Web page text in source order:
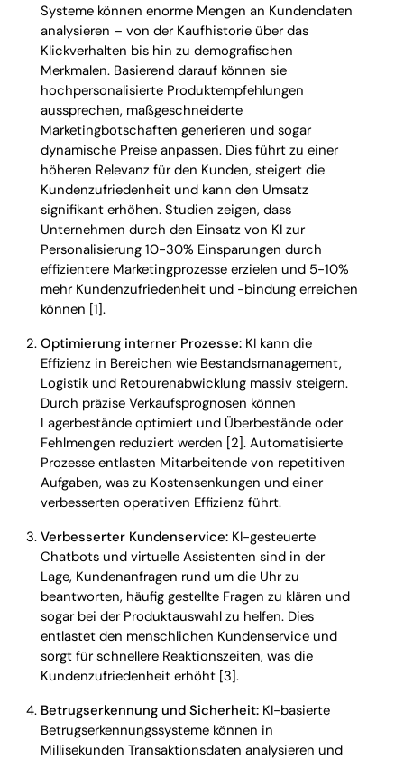
Systeme können enorme Mengen an Kundendaten
analysieren – von der Kaufhistorie über das
Klickverhalten bis hin zu demografischen
Merkmalen. Basierend darauf können sie
hochpersonalisierte Produktempfehlungen
aussprechen, maßgeschneiderte
Marketingbotschaften generieren und sogar
dynamische Preise anpassen. Dies führt zu einer
höheren Relevanz für den Kunden, steigert die
Kundenzufriedenheit und kann den Umsatz
signifikant erhöhen. Studien zeigen, dass
Unternehmen durch den Einsatz von KI zur
Personalisierung 10-30% Einsparungen durch
effizientere Marketingprozesse erzielen und 5-10%
mehr Kundenzufriedenheit und -bindung erreichen
können [1].
Optimierung interner Prozesse:KI kann die
Effizienz in Bereichen wie Bestandsmanagement,
Logistik und Retourenabwicklung massiv steigern.
Durch präzise Verkaufsprognosen können
Lagerbestände optimiert und Überbestände oder
Fehlmengen reduziert werden [2]. Automatisierte
Prozesse entlasten Mitarbeitende von repetitiven
Aufgaben, was zu Kostensenkungen und einer
verbesserten operativen Effizienz führt.
Verbesserter Kundenservice:KI-gesteuerte
Chatbots und virtuelle Assistenten sind in der
Lage, Kundenanfragen rund um die Uhr zu
beantworten, häufig gestellte Fragen zu klären und
sogar bei der Produktauswahl zu helfen. Dies
entlastet den menschlichen Kundenservice und
sorgt für schnellere Reaktionszeiten, was die
Kundenzufriedenheit erhöht [3].
Betrugserkennung und Sicherheit:KI-basierte
Betrugserkennungssysteme können in
Millisekunden Transaktionsdaten analysieren und